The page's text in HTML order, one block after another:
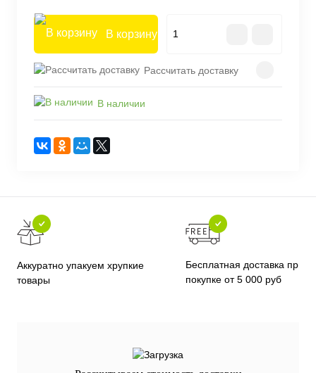
В корзину
Рассчитать доставку
В наличии
Аккуратно упакуем хрупкие
товары
Бесплатная доставка при
покупке от 5 000 руб